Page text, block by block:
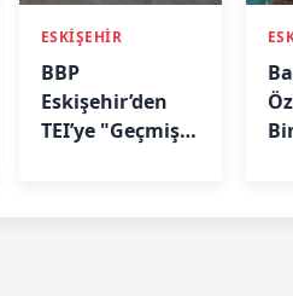
ESKİŞEHİR
BBP
Eskişehir’den
TEI’ye "Geçmiş